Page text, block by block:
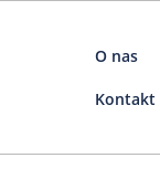
O nas
Kontakt